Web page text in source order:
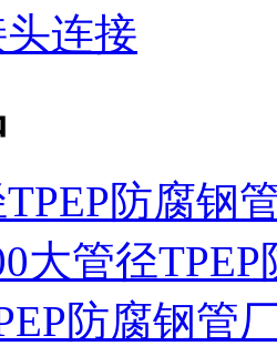
连接
防腐钢
大管径
防腐钢管